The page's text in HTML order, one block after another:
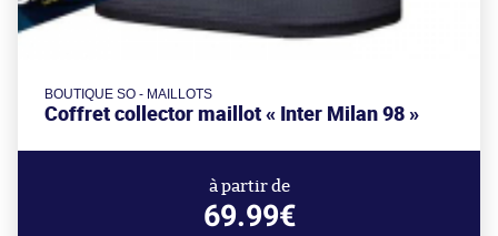
BOUTIQUE SO - MAILLOTS
Coffret collector maillot « Inter Milan 98 »
à partir de
69.99€